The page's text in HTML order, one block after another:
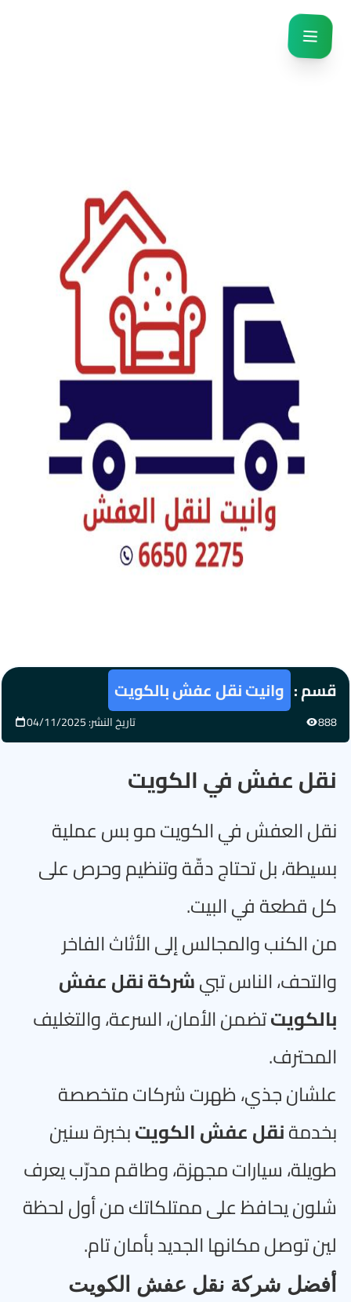
قسم : وانيت نقل عفش بالكويت
888 تاريخ النشر: 04/11/2025
نقل عفش في الكويت
نقل العفش في الكويت مو بس عملية
بسيطة، بل تحتاج دقّة وتنظيم وحرص على
كل قطعة في البيت.
من الكنب والمجالس إلى الأثاث الفاخر
والتحف، الناس تبيشركة نقل عفش
بالكويتتضمن الأمان، السرعة، والتغليف
المحترف.
علشان جذي، ظهرت شركات متخصصة
بخدمةنقل عفش الكويتبخبرة سنين
طويلة، سيارات مجهزة، وطاقم مدرّب يعرف
شلون يحافظ على ممتلكاتك من أول لحظة
لين توصل مكانها الجديد بأمان تام.
أفضل شركة نقل عفش الكويت